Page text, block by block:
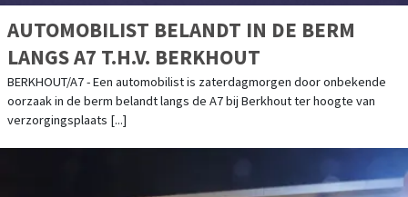
AUTOMOBILIST BELANDT IN DE BERM
LANGS A7 T.H.V. BERKHOUT
BERKHOUT/A7 - Een automobilist is zaterdagmorgen door onbekende
oorzaak in de berm belandt langs de A7 bij Berkhout ter hoogte van
verzorgingsplaats [...]